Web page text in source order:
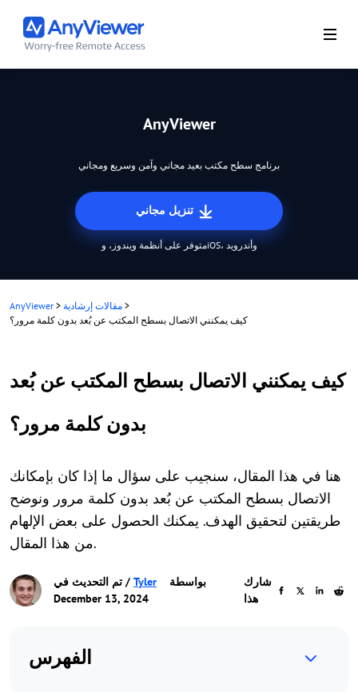
AnyViewer
برنامج سطح مكتب بعيد مجاني وآمن وسريع ومجاني
متوفر على أنظمة ويندوز، وiOS، وأندرويد
AnyViewer > مقالات إرشادية >
كيف يمكنني الاتصال بسطح المكتب عن بُعد بدون كلمة مرور؟
كيف يمكنني الاتصال بسطح المكتب عن بُعد
بدون كلمة مرور؟
هنا في هذا المقال، سنجيب على سؤال ما إذا كان بإمكانك
الاتصال بسطح المكتب عن بُعد بدون كلمة مرور ونوضح
طريقتين لتحقيق الهدف. يمكنك الحصول على بعض الإلهام
من هذا المقال.
بواسطة Tyler / تم التحديث في
December 13, 2024
شارك
هذا
الفهرس